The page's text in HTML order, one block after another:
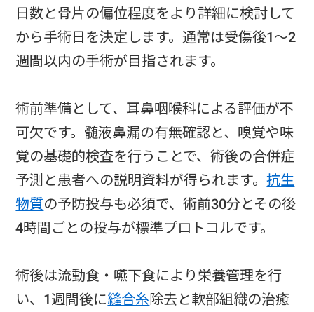
日数と骨片の偏位程度をより詳細に検討して
から手術日を決定します。通常は受傷後1～2
週間以内の手術が目指されます。
術前準備として、耳鼻咽喉科による評価が不
可欠です。髄液鼻漏の有無確認と、嗅覚や味
覚の基礎的検査を行うことで、術後の合併症
予測と患者への説明資料が得られます。抗生
物質の予防投与も必須で、術前30分とその後
4時間ごとの投与が標準プロトコルです。
術後は流動食・嚥下食により栄養管理を行
い、1週間後に縫合糸除去と軟部組織の治癒